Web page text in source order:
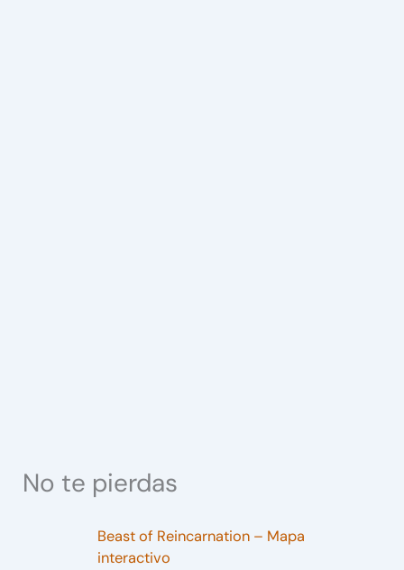
No te pierdas
Beast of Reincarnation – Mapa
interactivo